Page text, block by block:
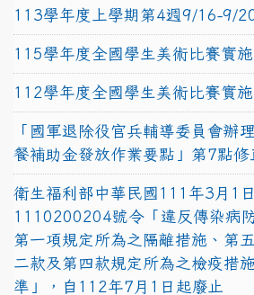
113學年度上學期第4週9/16-9/
115學年度全國學生美術比賽實
112學年度全國學生美術比賽實
「國軍退除役官兵輔導委員會辦
餐補助金發放作業要點」第7點修
衛生福利部中華民國111年3月1
1110200204號令「違反傳染病
第一項規定所為之隔離措施、第
二款及第四款規定所為之檢疫措
準」，自112年7月1日起廢止